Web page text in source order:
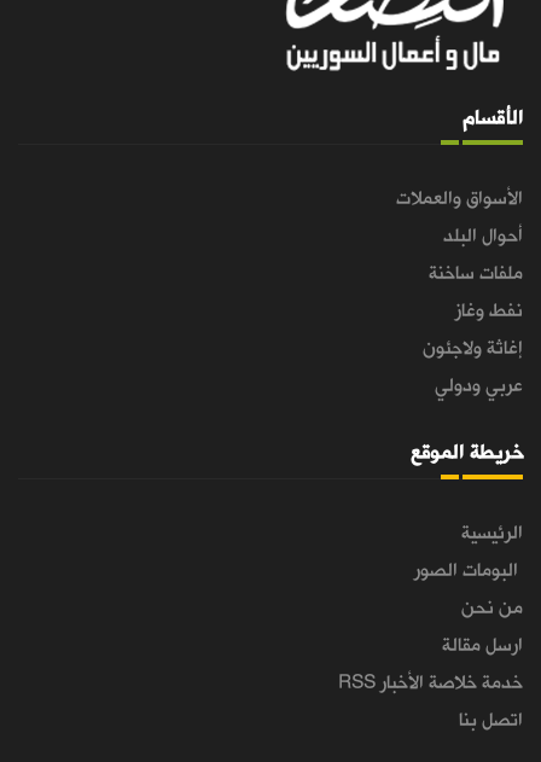
الأقسام
الأسواق والعملات
أحوال البلد
ملفات ساخنة
نفط وغاز
إغاثة ولاجئون
عربي ودولي
خريطة الموقع
الرئيسية
البومات الصور
من نحن
ارسل مقالة
خدمة خلاصة الأخبار RSS
اتصل بنا